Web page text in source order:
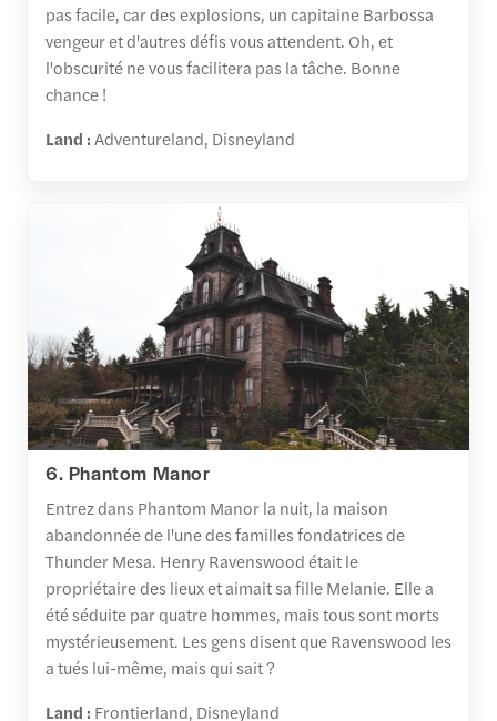
pas facile, car des explosions, un capitaine Barbossa
vengeur et d'autres défis vous attendent. Oh, et
l'obscurité ne vous facilitera pas la tâche. Bonne
chance !
Land :Adventureland, Disneyland
6. Phantom Manor
Entrez dans Phantom Manor la nuit, la maison
abandonnée de l'une des familles fondatrices de
Thunder Mesa. Henry Ravenswood était le
propriétaire des lieux et aimait sa fille Melanie. Elle a
été séduite par quatre hommes, mais tous sont morts
mystérieusement. Les gens disent que Ravenswood les
a tués lui-même, mais qui sait ?
Land : Frontierland, Disneyland